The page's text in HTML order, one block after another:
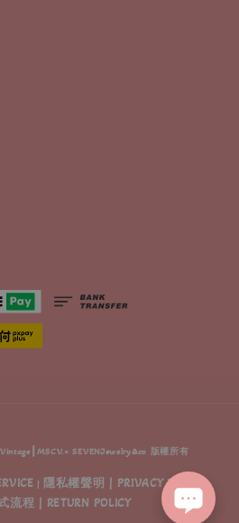
SEVENJewelry&co 版權所有
隱私權聲明 | PRIVACY POLICY
流程 | RETURN POLICY